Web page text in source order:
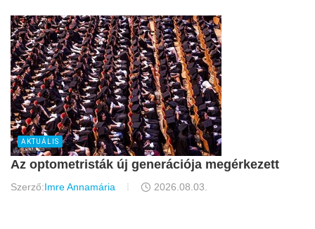
AKTUÁLIS
Az optometristák új generációja megérkezett
Szerző:Imre Annamária 2026.08.03.